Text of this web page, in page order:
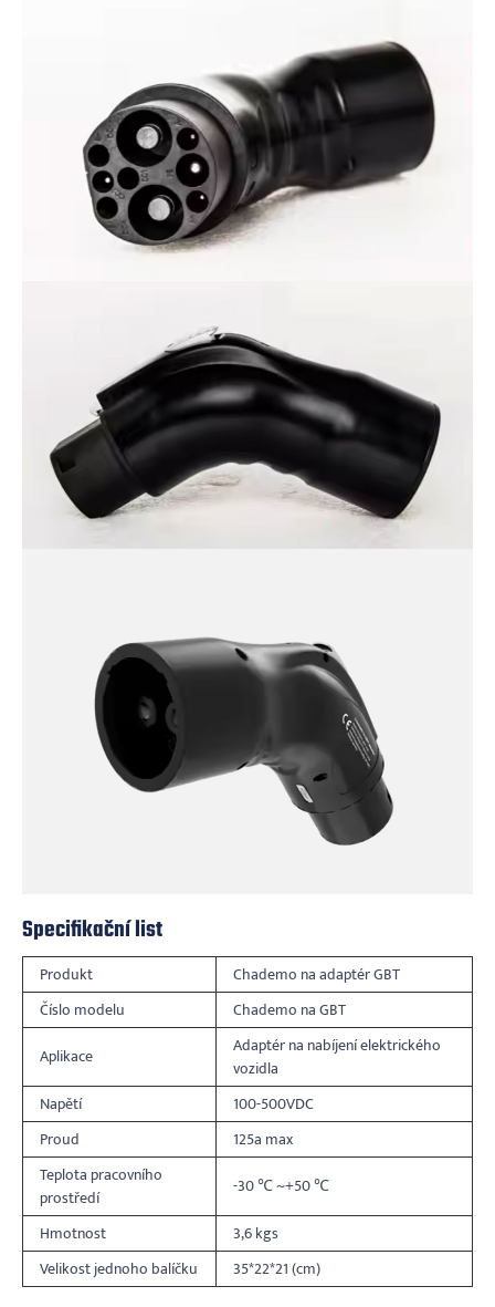
Specifikační list
Produkt
Chademo na adaptér GBT
Číslo modelu
Chademo na GBT
Aplikace
Adaptér na nabíjení elektrického
vozidla
Napětí
100-500VDC
Proud
125a max
Teplota pracovního
prostředí
-30 ℃ ~+50 ℃
Hmotnost
3,6 kgs
Velikost jednoho balíčku
35*22*21 (cm)